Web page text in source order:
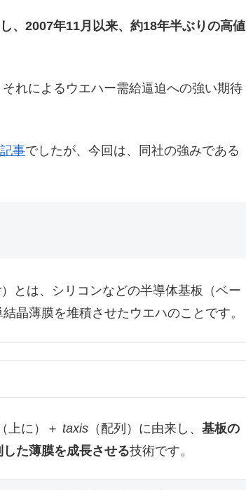
、2007年11月以来、約18年半ぶりの高値
れによるウエハー需給逼迫への強い期待
事でしたが、今回は、同社の強みである
とは、シリコンなどの半導体基板（ベー
晶薄膜を堆積させたウエハのことです。
上に）＋ taxis （配列）に由来し、 基板の
た薄膜を成長させる技術です。